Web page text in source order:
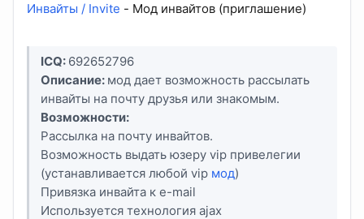
Инвайты / Invite - Мод инвайтов (приглашение)
ICQ: 692652796
Описание: мод дает возможность рассылать
инвайты на почту друзья или знакомым.
Возможности:
Рассылка на почту инвайтов.
Возможность выдать юзеру vip привелегии
(устанавливается любой vip мод)
Привязка инвайта к e-mail
Используется технология ajax